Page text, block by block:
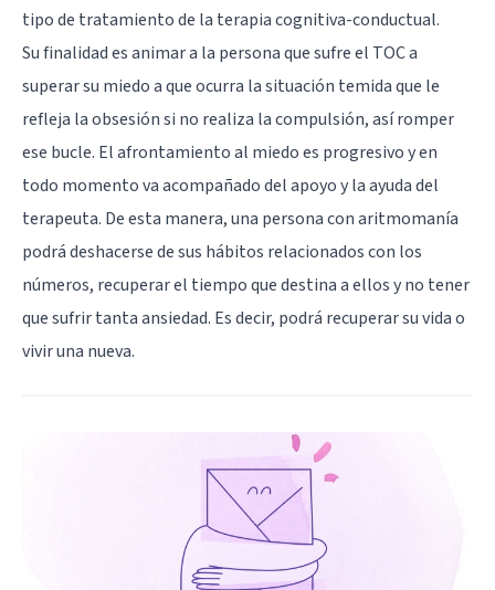
tipo de tratamiento de la terapia cognitiva-conductual.
Su finalidad es animar a la persona que sufre el TOC a
superar su miedo a que ocurra la situación temida que le
refleja la obsesión si no realiza la compulsión, así romper
ese bucle. El afrontamiento al miedo es progresivo y en
todo momento va acompañado del apoyo y la ayuda del
terapeuta. De esta manera, una persona con aritmomanía
podrá deshacerse de sus hábitos relacionados con los
números, recuperar el tiempo que destina a ellos y no tener
que sufrir tanta ansiedad. Es decir, podrá recuperar su vida o
vivir una nueva.